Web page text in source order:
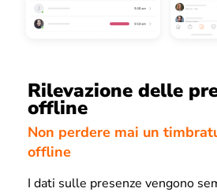
Rilevazione delle
offline
Non perdere mai un
offline
I dati sulle presenze vengono